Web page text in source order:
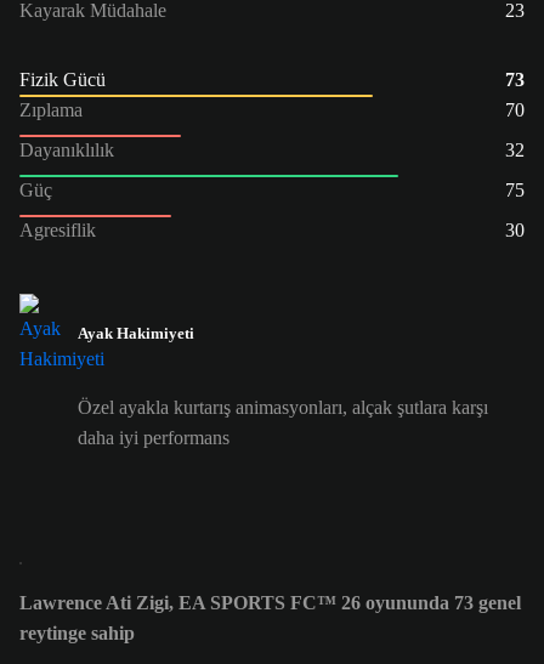
Kayarak Müdahale
23
Fizik Gücü
73
Zıplama
70
Dayanıklılık
32
Güç
75
Agresiflik
30
Ayak Hakimiyeti
Özel ayakla kurtarış animasyonları, alçak şutlara karşı
daha iyi performans
Lawrence Ati Zigi, EA SPORTS FC™ 26 oyununda 73 genel
reytinge sahip